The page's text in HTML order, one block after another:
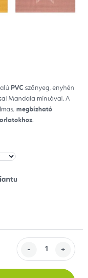
PVC szőnyeg, enyhén
Mandala mintával. A
megbízható
.